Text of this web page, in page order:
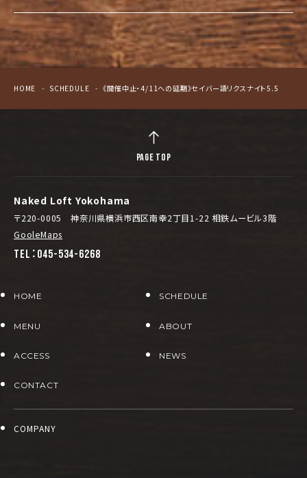
HOME SCHEDULE 《開催中止・4/11への延期》セイバー語リクスナイト5.5
Naked Loft Yokohama
〒220-0005 神奈川県横浜市西区南幸2丁目1-22 相鉄ムービル3階
GooleMaps
TEL：045-534-6268
HOME SCHEDULE
MENU ABOUT
ACCESS NEWS
CONTACT
COMPANY
PAGE TOP